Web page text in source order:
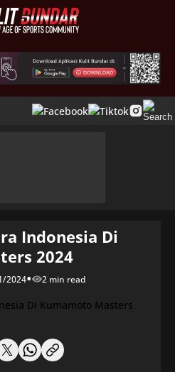
Indonesia Di
2024
2024• 2 min read